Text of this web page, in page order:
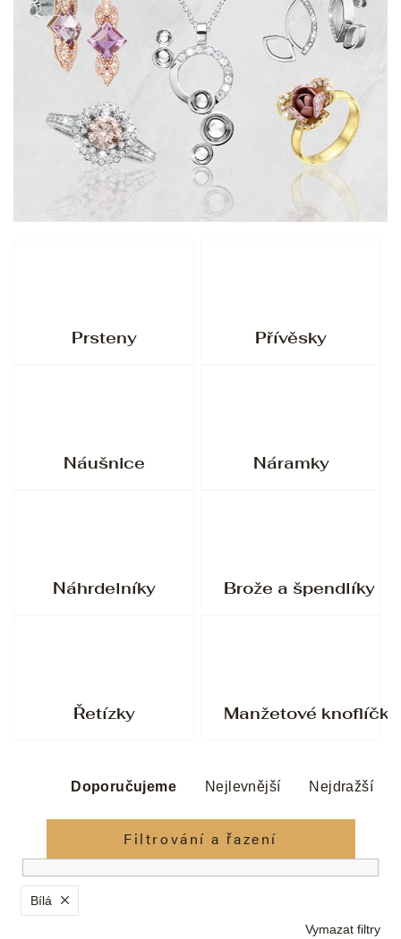
Prsteny Přívěsky
Náušnice Náramky
Náhrdelníky Brože a špendlíky
Řetízky Manžetové
z
n
í
p
r
Doporučujeme Nejlevnější Nejdražší
Filtrování a řazení
Bílá
Vymazat filtry